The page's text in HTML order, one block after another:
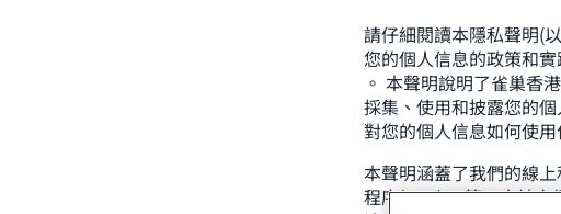
請仔細閱讀本隱私聲明(
您的個人信息的政策和
。 本聲明說明了雀巢香
採集、使用和披露您的
對您的個人信息如何使用
本聲明涵蓋了我們的線
程序(App) 、第三方社